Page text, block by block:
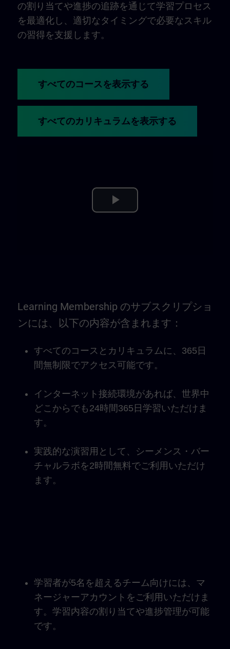
の割り当てや進捗の追跡を通じて学習プロセス
を最適化し、適切なタイミングで必要なスキル
の習得を支援します。
すべてのコースを表示する
すべてのカリキュラムを表示する
Play
Learning Membership のサブスクリプショ
ンには、以下の内容が含まれます：
すべてのコースとカリキュラムに、365日
間無制限でアクセス可能です。
インターネット接続環境があれば、世界中
どこからでも24時間365日学習いただけま
す。
実践的な演習用として、シーメンス・バー
チャルラボを2時間無料でご利用いただけ
ます。
学習者が5名を超えるチーム向けには、マ
ネージャーアカウントをご利用いただけま
す。学習内容の割り当てや進捗管理が可能
です。